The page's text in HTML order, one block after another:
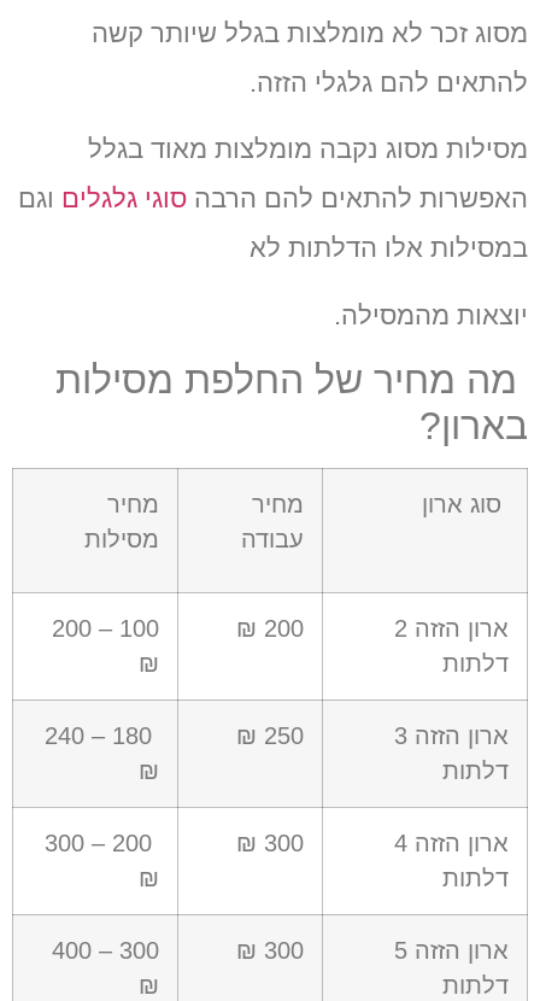
מסוג זכר לא מומלצות בגלל שיותר קשה
להתאים להם גלגלי הזזה.
מסילות מסוג נקבה מומלצות מאוד בגלל
האפשרות להתאים להם הרבה סוגי גלגלים וגם
במסילות אלו הדלתות לא
יוצאות מהמסילה.
מה מחיר של החלפת מסילות
בארון?
סוג ארון
מחיר
עבודה
מחיר
מסילות
ארון הזזה 2
דלתות
200 ₪
100 – 200
₪
ארון הזזה 3
דלתות
250 ₪
180 – 240
₪
ארון הזזה 4
דלתות
300 ₪
200 – 300
₪
ארון הזזה
דלתות
300 ₪
300 – 400
₪